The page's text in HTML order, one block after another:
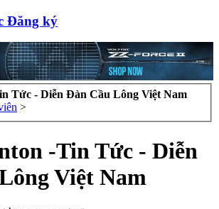
Đăng ký
Tức - Diễn Đàn Cầu Lông Việt Nam
>
-Tin Tức - Diễn
Việt Nam